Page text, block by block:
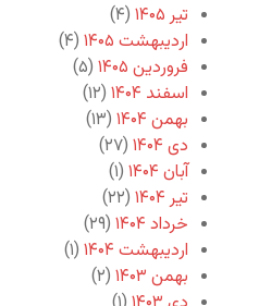
تیر ۱۴۰۵
(۴)
اردیبهشت ۱۴۰۵
(۴)
فروردین ۱۴۰۵
(۵)
اسفند ۱۴۰۴
(۱۲)
بهمن ۱۴۰۴
(۱۳)
دی ۱۴۰۴
(۲۷)
آبان ۱۴۰۴
(۱)
تیر ۱۴۰۴
(۲۲)
خرداد ۱۴۰۴
(۲۹)
اردیبهشت ۱۴۰۴
(۱)
بهمن ۱۴۰۳
(۲)